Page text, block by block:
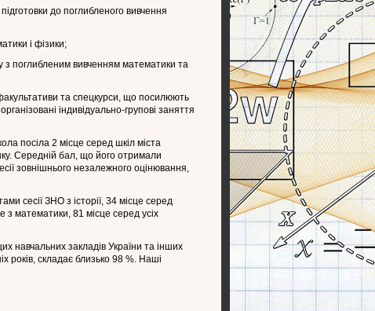
до поглибленого вивчення
і фізики;
з поглибленим вивченням математики та
та спецкурси, що посилюють
індивідуально-групові заняття
посіла 2 місце серед шкіл міста
Середній бал, що його отримали
зовнішнього незалежного оцінювання,
сесії ЗНО з історії, 34 місце серед
з математики, 81 місце серед усіх
навчальних закладів України та інших
років, складає близько 98 %. Наші